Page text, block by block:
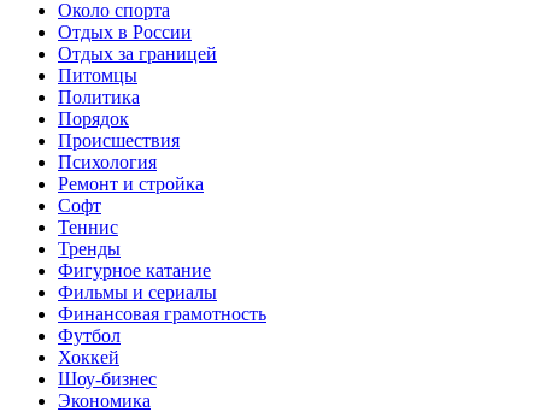
Около спорта
Отдых в России
Отдых за границей
Питомцы
Политика
Порядок
Происшествия
Психология
Ремонт и стройка
Софт
Теннис
Тренды
Фигурное катание
Фильмы и сериалы
Финансовая грамотность
Футбол
Хоккей
Шоу-бизнес
Экономика